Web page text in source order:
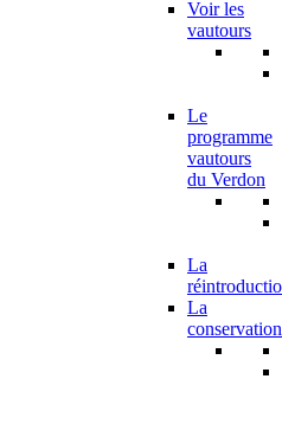
Voir les
vautours
Le
programme
vautours
du Verdon
La
La
conservation